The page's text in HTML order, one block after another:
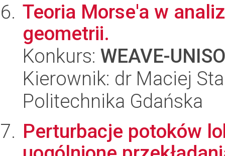
Teoria Morse'a w
geometrii.
Konkurs: WEAVE-
Kierownik: dr Maciej
Politechnika Gdańska
Perturbacje potoków